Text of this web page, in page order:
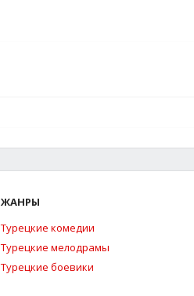
ЖАНРЫ
Турецкие комедии
Турецкие мелодрамы
Турецкие боевики